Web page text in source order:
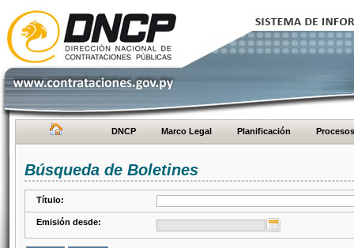
DNCP Marco Legal Planificación Procesos
Búsqueda de Boletines
Título:
Emisión desde: